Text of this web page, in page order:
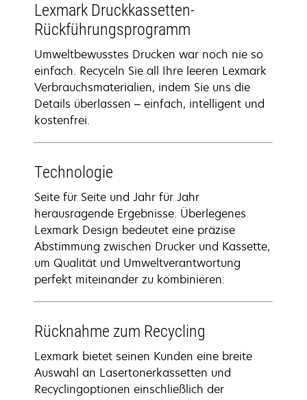
Lexmark Druckkassetten-
Rückführungsprogramm
Umweltbewusstes Drucken war noch nie so
einfach. Recyceln Sie all Ihre leeren Lexmark
Verbrauchsmaterialien, indem Sie uns die
Details überlassen – einfach, intelligent und
kostenfrei.
Technologie
Seite für Seite und Jahr für Jahr
herausragende Ergebnisse. Überlegenes
Lexmark Design bedeutet eine präzise
Abstimmung zwischen Drucker und Kassette,
um Qualität und Umweltverantwortung
perfekt miteinander zu kombinieren.
Rücknahme zum Recycling
Lexmark bietet seinen Kunden eine breite
Auswahl an Lasertonerkassetten und
Recyclingoptionen einschließlich der